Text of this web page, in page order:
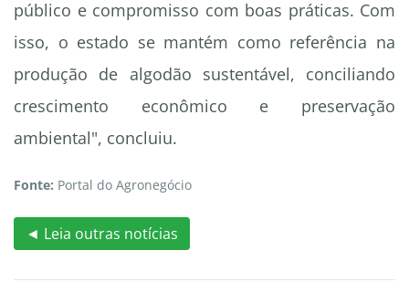
público e compromisso com boas práticas. Com
isso, o estado se mantém como referência na
produção de algodão sustentável, conciliando
crescimento econômico e preservação
ambiental", concluiu.
Fonte: Portal do Agronegócio
◄ Leia outras notícias